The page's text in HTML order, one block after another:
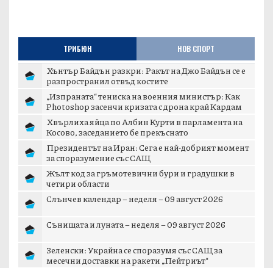
ТРИБЮН НОВ СПОРТ
Хънтър Байдън разкри: Ракът на Джо Байдън се е
разпространил отвъд костите
„Изпраната“ тениска на военния министър: Как
Photoshop засенчи кризата с дрона край Кардам
Хвърлиха яйца по Албин Курти в парламента на
Косово, заседанието бе прекъснато
Президентът на Иран: Сега е най-добрият момент
за споразумение със САЩ
Жълт код за гръмотевични бури и градушки в
четири области
Слънчев календар – неделя – 09 август 2026
Сънищата и луната – неделя – 09 август 2026
Зеленски: Украйна се споразумя със САЩ за
месечни доставки на ракети „Пейтриът“